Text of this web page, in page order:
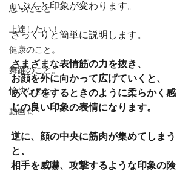
思ったこと
上達したい！
健康のこと。
舞踊のこと。
愉快なこと
動画☆
いぶんと印象が変わります。
ざっくりと簡単に説明します。
さまざまな表情筋の力を抜き、
お顔を外に向かって広げていくと、
あくびをするときのように柔らかく感
じの良い印象の表情になります。
逆に、顔の中央に筋肉が集めてしまう
と、
相手を威嚇、攻撃するような印象の険